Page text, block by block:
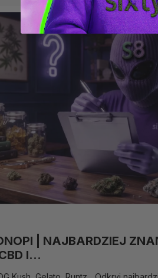
| NAJBARDZIEJ
I...